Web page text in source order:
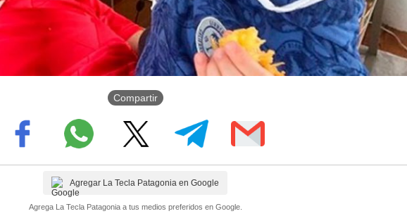
Compartir
Agregar La Tecla Patagonia en Google
Agrega La Tecla Patagonia a tus medios preferidos en Google.